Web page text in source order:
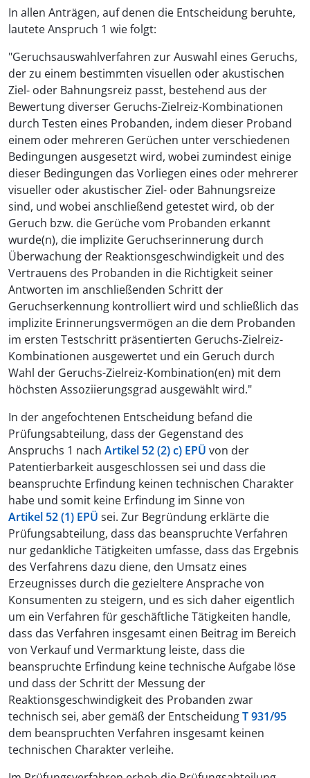
In allen Anträgen, auf denen die Entscheidung beruhte,
lautete Anspruch 1 wie folgt:
"Geruchsauswahlverfahren zur Auswahl eines Geruchs,
der zu einem bestimmten visuellen oder akustischen
Ziel- oder Bahnungsreiz passt, bestehend aus der
Bewertung diverser Geruchs-Zielreiz-Kombinationen
durch Testen eines Probanden, indem dieser Proband
einem oder mehreren Gerüchen unter verschiedenen
Bedingungen ausgesetzt wird, wobei zumindest einige
dieser Bedingungen das Vorliegen eines oder mehrerer
visueller oder akustischer Ziel- oder Bahnungsreize
sind, und wobei anschließend getestet wird, ob der
Geruch bzw. die Gerüche vom Probanden erkannt
wurde(n), die implizite Geruchserinnerung durch
Überwachung der Reaktionsgeschwindigkeit und des
Vertrauens des Probanden in die Richtigkeit seiner
Antworten im anschließenden Schritt der
Geruchserkennung kontrolliert wird und schließlich das
implizite Erinnerungsvermögen an die dem Probanden
im ersten Testschritt präsentierten Geruchs-Zielreiz-
Kombinationen ausgewertet und ein Geruch durch
Wahl der Geruchs-Zielreiz-Kombination(en) mit dem
höchsten Assoziierungsgrad ausgewählt wird."
In der angefochtenen Entscheidung befand die
Prüfungsabteilung, dass der Gegenstand des
Anspruchs 1 nach Artikel 52 (2) c) EPÜ von der
Patentierbarkeit ausgeschlossen sei und dass die
beanspruchte Erfindung keinen technischen Charakter
habe und somit keine Erfindung im Sinne von
Artikel 52 (1) EPÜ sei. Zur Begründung erklärte die
Prüfungsabteilung, dass das beanspruchte Verfahren
nur gedankliche Tätigkeiten umfasse, dass das Ergebnis
des Verfahrens dazu diene, den Umsatz eines
Erzeugnisses durch die gezieltere Ansprache von
Konsumenten zu steigern, und es sich daher eigentlich
um ein Verfahren für geschäftliche Tätigkeiten handle,
dass das Verfahren insgesamt einen Beitrag im Bereich
von Verkauf und Vermarktung leiste, dass die
beanspruchte Erfindung keine technische Aufgabe löse
und dass der Schritt der Messung der
Reaktionsgeschwindigkeit des Probanden zwar
technisch sei, aber gemäß der EntscheidungT 931/95
dem beanspruchten Verfahren insgesamt keinen
technischen Charakter verleihe.